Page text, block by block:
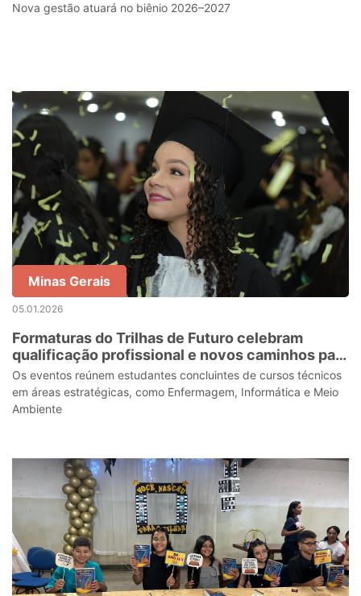
Nova gestão atuará no biênio 2026–2027
Minas Gerais
05.01.2026
Formaturas do Trilhas de Futuro celebram
qualificação profissional e novos caminhos para
jovens mineiros
Os eventos reúnem estudantes concluintes de cursos técnicos
em áreas estratégicas, como Enfermagem, Informática e Meio
Ambiente